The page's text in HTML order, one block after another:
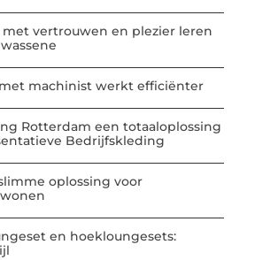
met vertrouwen en plezier leren
machinist werkt efficiënter
Rotterdam een totaaloplossing
Bedrijfskleding
oplossing voor
en hoekloungesets: